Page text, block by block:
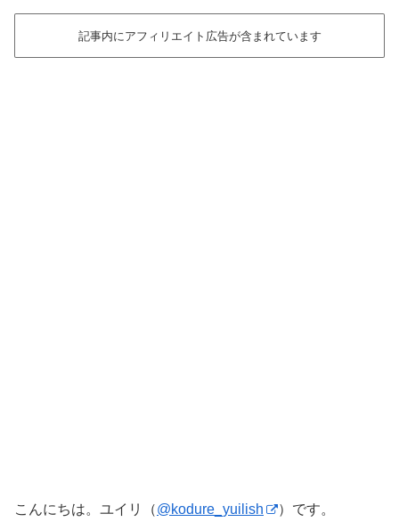
記事内にアフィリエイト広告が含まれています
こんにちは。ユイリ（@kodure_yuilish ）です。